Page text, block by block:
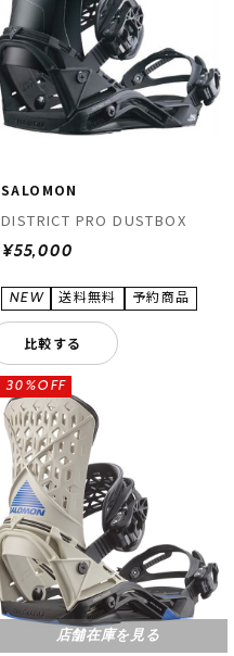
SALOMON
DISTRICT PRO DUSTBOX
¥55,000
比較する
店舗在庫を見る
30%OFF